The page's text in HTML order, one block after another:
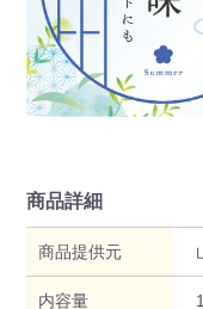
商品詳細
商品提供元
内容量